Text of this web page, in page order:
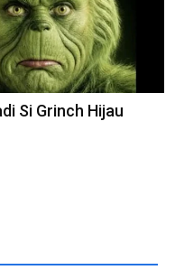
Si Grinch Hijau